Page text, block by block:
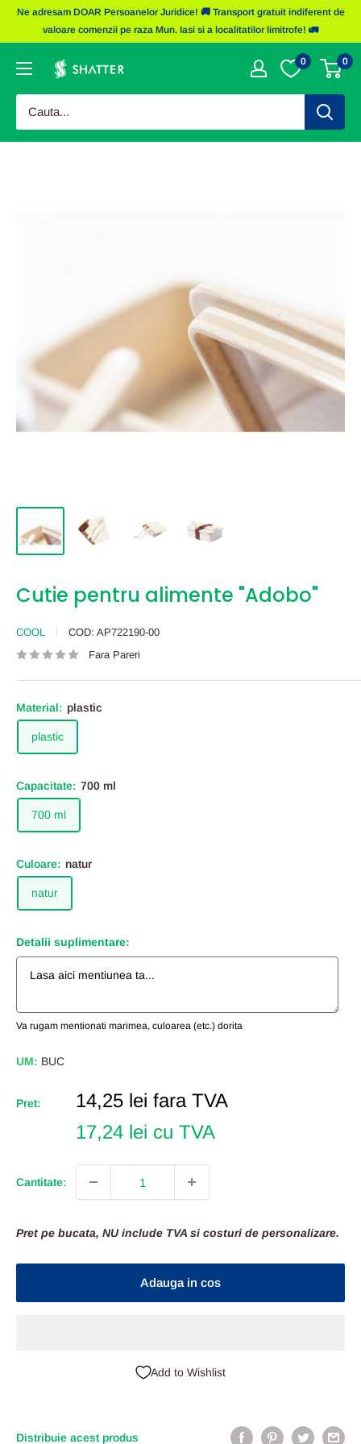
SaritiNe adresam DOAR Persoanelor Juridice! 🚚 Transport gratuit indiferent de
valoare comenzii pe raza Mun. Iasi si a localitatilor limitrofe! 🚛
Obiecte
Shatter
0 0
Cutie pentru alimente "Adobo"
COOL COD: AP722190-00
Fara Pareri
Material: plastic
plastic
Capacitate: 700 ml
700 ml
Culoare: natur
natur
Detalii suplimentare:
Va rugam mentionati marimea, culoarea (etc.) dorita
UM: BUC
Pret:
Pret
14,25 lei fara TVA
17,24 lei cu TVA
Cantitate:
Pret pe bucata, NU include TVA si costuri de personalizare.
Adauga in cos
Add to Wishlist
Distribuie acest produs